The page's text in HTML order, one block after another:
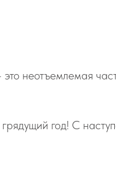
неотъемлемая
грядущий год! С